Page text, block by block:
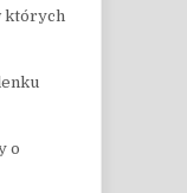
których
o